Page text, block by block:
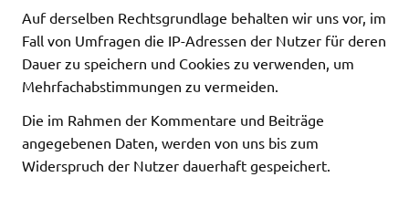
Auf derselben Rechtsgrundlage behalten wir uns vor, im
Fall von Umfragen die IP-Adressen der Nutzer für deren
Dauer zu speichern und Cookies zu verwenden, um
Mehrfachabstimmungen zu vermeiden.
Die im Rahmen der Kommentare und Beiträge
angegebenen Daten, werden von uns bis zum
Widerspruch der Nutzer dauerhaft gespeichert.